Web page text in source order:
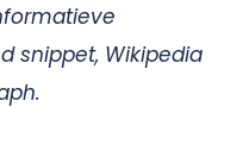
snippet, Wikipedia